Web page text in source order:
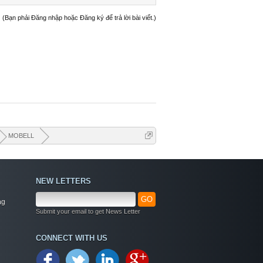
+ Chào mừng bạn đến với diễn đàn thông tin
dịch vụ Việt Nam
(Bạn phải Đăng nhập hoặc Đăng ký để trả lời bài viết.)
MOBELL
NEW LETTERS
GO
Submit your email to get News Letter
CONNECT WITH US